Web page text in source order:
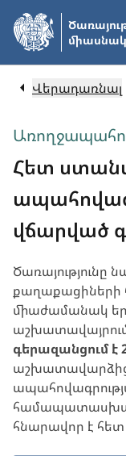
Անցնել
հիմնական
բովանդակությանը
Վերադառնալ
Հետ
վճարված
Ծառայությունը
քաղաքացիների
միաժամանակ
աշխատավայրում
գերազանցում է
աշխատավարձից
համապատասխան
հնարավոր է